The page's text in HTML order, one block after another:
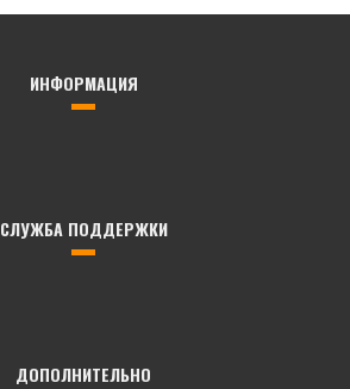
ИНФОРМАЦИЯ
СЛУЖБА ПОДДЕРЖКИ
ДОПОЛНИТЕЛЬНО